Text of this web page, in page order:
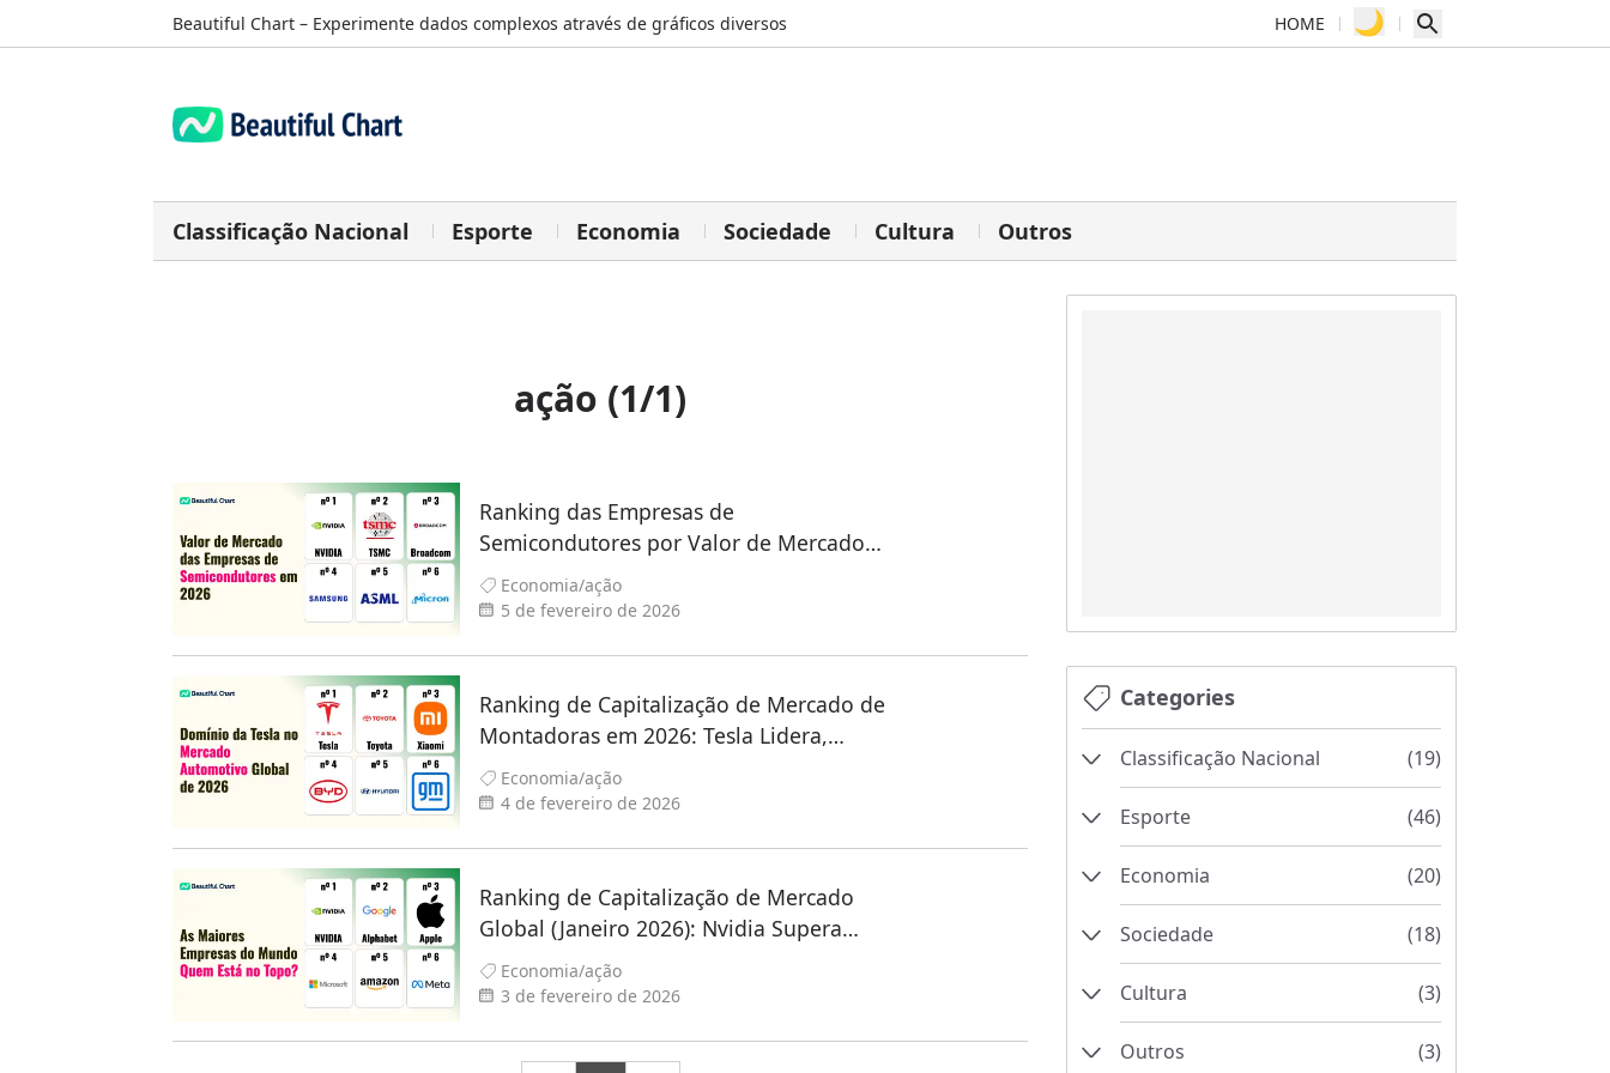
Beautiful Chart – Experimente dados complexos através de gráficos diversos HOME 🌙
Classificação Nacional Esporte Economia Sociedade Cultura Outros
ação (1/1)
Ranking das Empresas de
Semicondutores por Valor de Mercado
em Janeiro de 2026: NVIDIA e TSMC
Lideram
Economia/ação
5 de fevereiro de 2026
Ranking de Capitalização de Mercado de
Montadoras em 2026: Tesla Lidera,
Empresas Chinesas Surpreendem
Economia/ação
4 de fevereiro de 2026
Ranking de Capitalização de Mercado
Global (Janeiro 2026): Nvidia Supera
Gigantes da Tecnologia
Economia/ação
3 de fevereiro de 2026
Categories
Classificação Nacional (19)
Esporte (46)
Futebol (30)
beisebol (11)
Economia (20)
PIB (2)
ação (3)
Sociedade (18)
Cultura (3)
Outros (3)